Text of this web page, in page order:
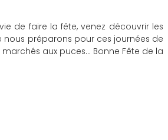
de faire la fête, venez découvrir les
nous préparons pour ces journées de
aux puces... Bonne Fête de la